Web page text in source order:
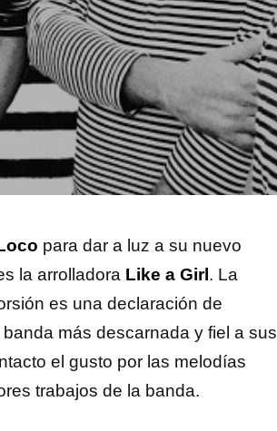
para dar a luz a su nuevo
la arrolladora Like a Girl . La
es una declaración de
más descarnada y fiel a sus
el gusto por las melodías
trabajos de la banda.